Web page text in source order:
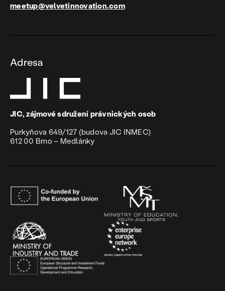
meetup@velvetinnovation.com
Adresa
JIC, zájmové sdružení právnických osob
Purkyňova 649/127 (budova JIC INMEC)
612 00 Brno – Medlánky